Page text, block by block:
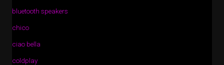
bluetooth speakers
chico
ciao bella
coldplay